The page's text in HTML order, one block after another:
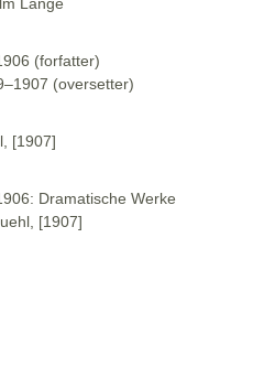
(forfatter)
(oversetter)
[1907]
Dramatische Werke
[1907]